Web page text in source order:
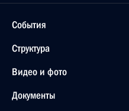
События
Структура
Видео и фото
Документы